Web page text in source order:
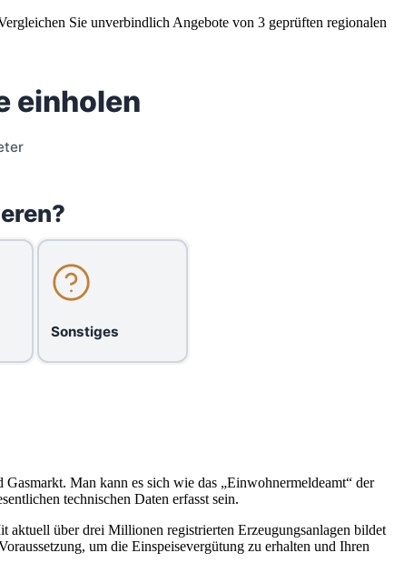
Sie unverbindlich Angebote von 3 geprüften regionalen
einholen
Sonstiges
Man kann es sich wie das „Einwohnermeldeamt“ der
technischen Daten erfasst sein.
aktuell über drei Millionen registrierten Erzeugungsanlagen bildet
um die Einspeisevergütung zu erhalten und Ihren